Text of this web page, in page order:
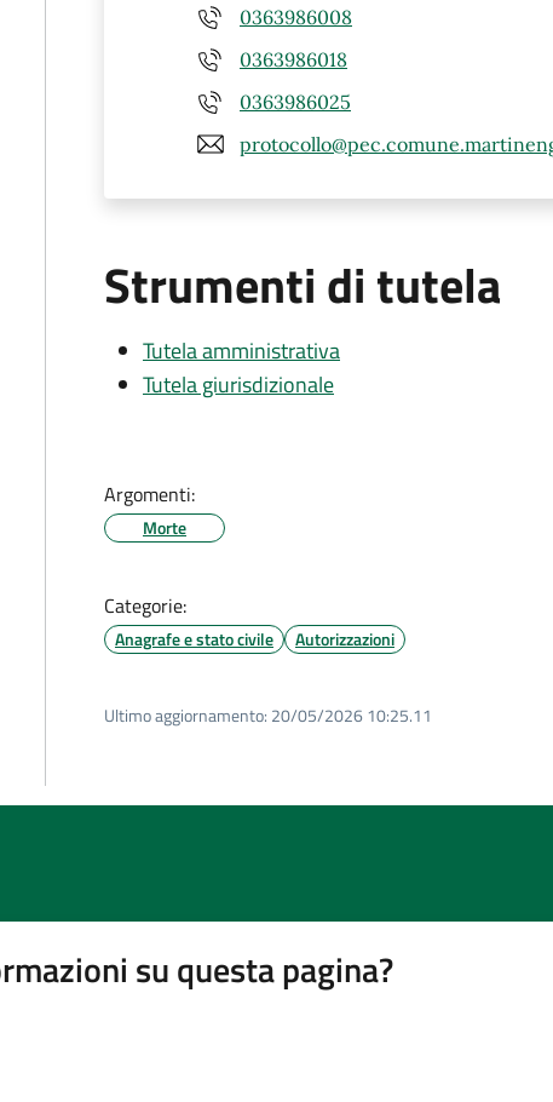
0363986008
0363986018
0363986025
Strumenti di tutela
Tutela amministrativa
Tutela giurisdizionale
Argomenti:
Morte
Categorie:
Anagrafe e stato civile Autorizzazioni
Ultimo aggiornamento: 20/05/2026 10:25.11
su questa pagina?